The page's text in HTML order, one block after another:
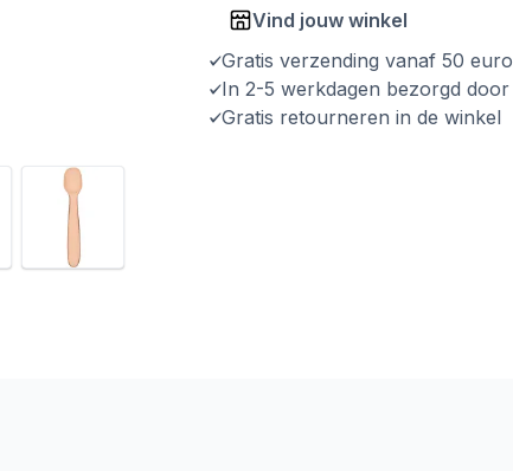
Vind jouw winkel
Gratis verzending vanaf 50 euro
In 2-5 werkdagen bezorgd
Gratis retourneren in de winkel